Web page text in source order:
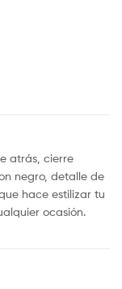
atrás, cierre
negro, detalle de
hace estilizar tu
ocasión.